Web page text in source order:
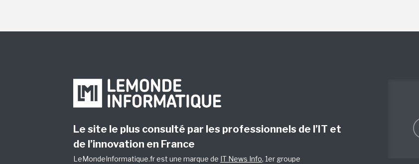
Le site le plus consulté par les professionnels de l’IT et
de l’innovation en France
LeMondeInformatique.fr est une marque de IT News Info, 1er groupe